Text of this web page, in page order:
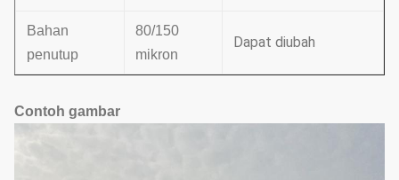
Bahan
penutup
80/150
mikron
Dapat diubah
Contoh gambar